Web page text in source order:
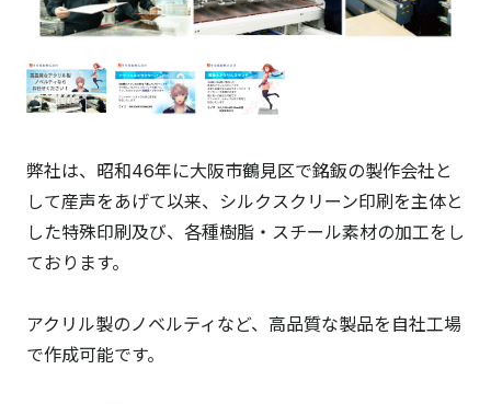
弊社は、昭和46年に大阪市鶴見区で銘鈑の製作会社と
して産声をあげて以来、シルクスクリーン印刷を主体と
した特殊印刷及び、各種樹脂・スチール素材の加工をし
ております。
アクリル製のノベルティなど、高品質な製品を自社工場
で作成可能です。